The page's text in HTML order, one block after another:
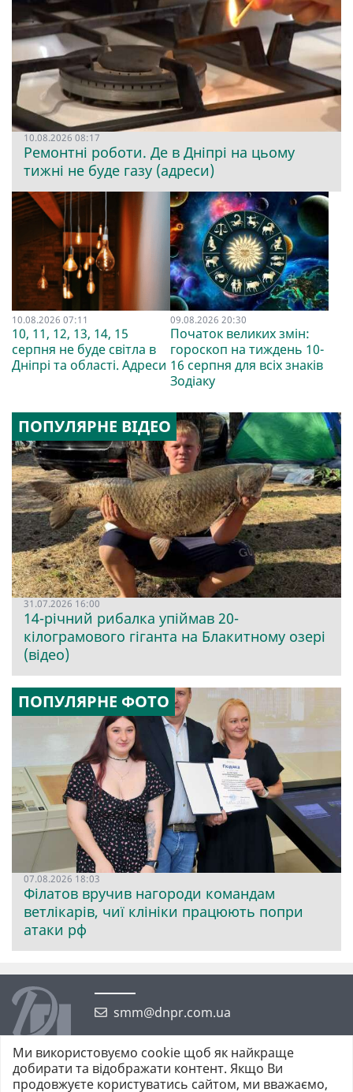
10.08.2026 08:17
Ремонтні роботи. Де в Дніпрі на цьому
тижні не буде газу (адреси)
10.08.2026 07:11
10, 11, 12, 13, 14, 15
серпня не буде світла в
Дніпрі та області. Адреси
09.08.2026 20:30
Початок великих змін:
гороскоп на тиждень 10-
16 серпня для всіх знаків
Зодіаку
ПОПУЛЯРНЕ ВІДЕО
31.07.2026 16:00
14-річний рибалка упіймав 20-
кілограмового гіганта на Блакитному озері
(відео)
ПОПУЛЯРНЕ ФОТО
07.08.2026 18:03
Філатов вручив нагороди командам
ветлікарів, чиї клініки працюють попри
атаки рф
smm@dnpr.com.ua
Ми використовуємо cookie щоб як найкраще
добирати та відображати контент. Якщо Ви
продовжуєте користуватись сайтом, ми вважаємо,